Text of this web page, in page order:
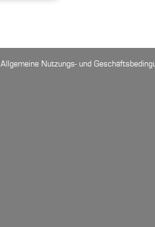
Allgemeine Nutzungs- und